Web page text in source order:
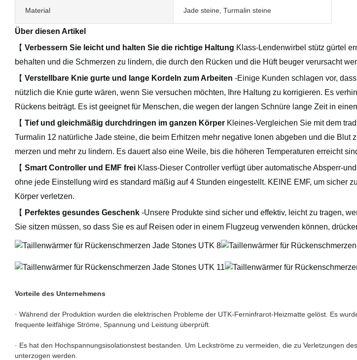
Material Jade steine, Turmalin steine
Über diesen Artikel
【 Verbessern Sie leicht und halten Sie die richtige Haltung Klass-Lendenwirbel stütz gürtel
behalten und die Schmerzen zu lindern, die durch den Rücken und die Hüft beuger verursacht
【 Verstellbare Knie gurte und lange Kordeln zum Arbeiten -Einige Kunden schlagen vor,
nützlich die Knie gurte wären, wenn Sie versuchen möchten, Ihre Haltung zu korrigieren. Es
Rückens beiträgt. Es ist geeignet für Menschen, die wegen der langen Schnüre lange Zeit in
【 Tief und gleichmäßig durchdringen im ganzen Körper Kleines-Vergleichen Sie mit dem
Turmalin 12 natürliche Jade steine, die beim Erhitzen mehr negative Ionen abgeben und die
merzen und mehr zu lindern. Es dauert also eine Weile, bis die höheren Temperaturen erreicht
【 Smart Controller und EMF frei Klass-Dieser Controller verfügt über automatische Absperr-
ohne jede Einstellung wird es standard mäßig auf 4 Stunden eingestellt. KEINE EMF, um sicher
Körper verletzen.
【 Perfektes gesundes Geschenk -Unsere Produkte sind sicher und effektiv, leicht zu tragen,
Sie sitzen müssen, so dass Sie es auf Reisen oder in einem Flugzeug verwenden können,
Vorteile des Unternehmens
· Während der Produktion wurden die elektrischen Probleme der UTK-Ferninfrarot-Heizmatte gelöst. Es
frequente leitfähige Ströme, Spannung und Leistung überprüft.
· Es hat den Hochspannungsisolationstest bestanden. Um Leckströme zu vermeiden, die zu Verletzungen
unterzogen werden.